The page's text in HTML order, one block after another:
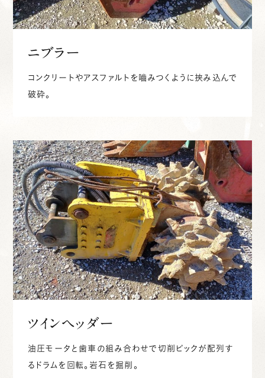
ニブラー
コンクリートやアスファルトを嚙みつくように挟み込んで
破砕。
ツインヘッダー
油圧モータと歯車の組み合わせで切削ピックが配列す
るドラムを回転。岩石を掘削。